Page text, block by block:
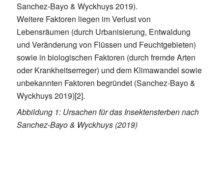
Sanchez-Bayo & Wyckhuys 2019).
Weitere Faktoren liegen im Verlust von
Lebensräumen (durch Urbanisierung, Entwaldung
und Veränderung von Flüssen und Feuchtgebieten)
sowie in biologischen Faktoren (durch fremde Arten
oder Krankheitserreger) und dem Klimawandel sowie
unbekannten Faktoren begründet (Sanchez-Bayo &
Wyckhuys 2019)[2].
Abbildung 1: Ursachen für das Insektensterben nach
Sanchez-Bayo & Wyckhuys (2019)